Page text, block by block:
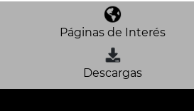
Páginas de Interés
Descargas